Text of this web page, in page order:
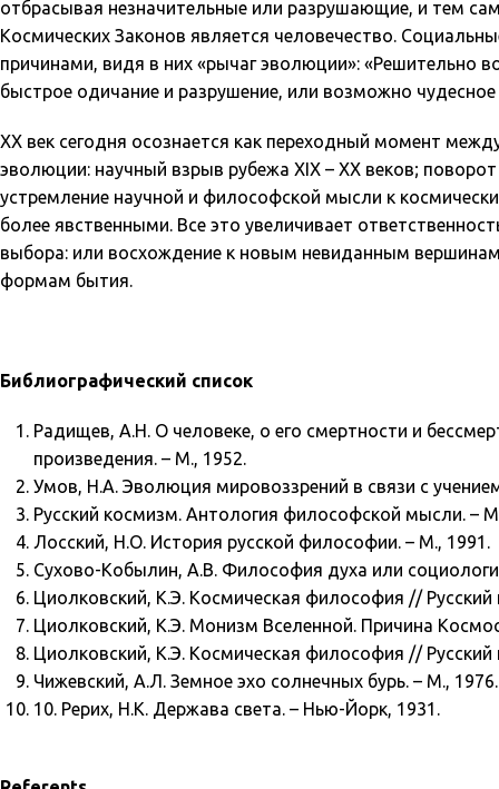
отбрасывая незначительные или разрушающие, и тем
Космических Законов является человечество.
причинами, видя в них «рычаг эволюции»: «Решительно
быстрое одичание и разрушение, или возможно
XX век сегодня осознается как переходный момент
эволюции: научный взрыв рубежа XIX – XX веков;
устремление научной и философской мысли к
более явственными. Все это увеличивает
выбора: или восхождение к новым невиданным
формам бытия.
Библиографический список
Радищев, А.Н. О человеке, о его смертности и
произведения. – М., 1952.
Умов, Н.А. Эволюция мировоззрений в связи с
Русский космизм. Антология философской мысли. –
Лосский, Н.О. История русской философии. – М., 1991.
Сухово-Кобылин, А.В. Философия духа или
Циолковский, К.Э. Космическая философия // Русский
Циолковский, К.Э. Монизм Вселенной. Причина
Циолковский, К.Э. Космическая философия // Русский
Чижевский, А.Л. Земное эхо солнечных бурь. – М., 1976.
10. Рерих, Н.К. Держава света. – Нью-Йорк, 1931.